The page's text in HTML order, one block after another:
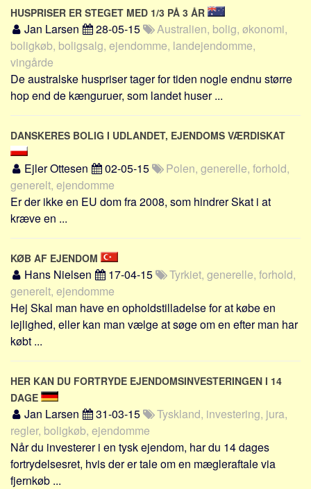
HUSPRISER ER STEGET MED 1/3 PÅ 3 ÅR
Jan Larsen 28-05-15
Australien, bolig, økonomi,
boligkøb, boligsalg, ejendomme, landejendomme,
vingårde
De australske huspriser tager for tiden nogle endnu større
hop end de kænguruer, som landet huser ...
DANSKERES BOLIG I UDLANDET, EJENDOMS VÆRDISKAT
Ejler Ottesen 02-05-15
Polen, generelle, forhold,
generelt, ejendomme
Er der ikke en EU dom fra 2008, som hindrer Skat i at
kræve en ...
KØB AF EJENDOM
Hans Nielsen 17-04-15
Tyrkiet, generelle, forhold,
generelt, ejendomme
Hej Skal man have en opholdstilladelse for at købe en
lejlighed, eller kan man vælge at søge om en efter man har
købt ...
HER KAN DU FORTRYDE EJENDOMSINVESTERINGEN I 14
DAGE
Jan Larsen 31-03-15
Tyskland, investering, jura,
regler, boligkøb, ejendomme
Når du investerer i en tysk ejendom, har du 14 dages
fortrydelsesret, hvis der er tale om en mægleraftale via
fjernkøb ...